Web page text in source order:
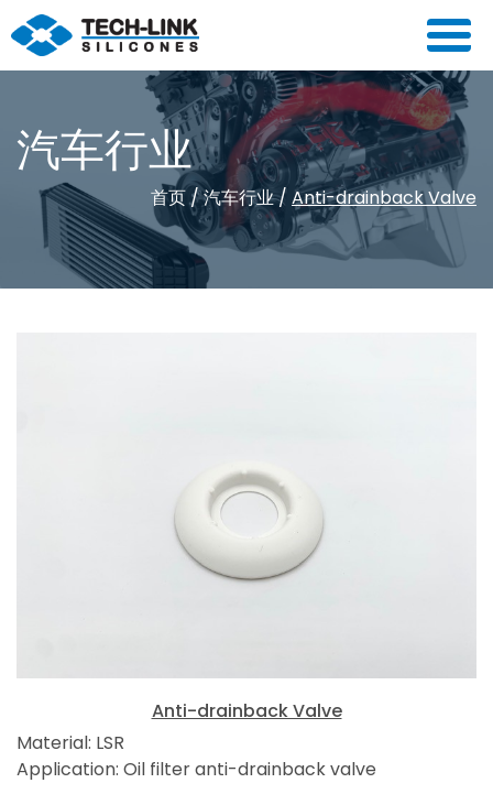
汽车行业
首页/汽车行业/ Anti-drainback Valve
Anti-drainback Valve
Material: LSR
Application: Oil filter anti-drainback valve